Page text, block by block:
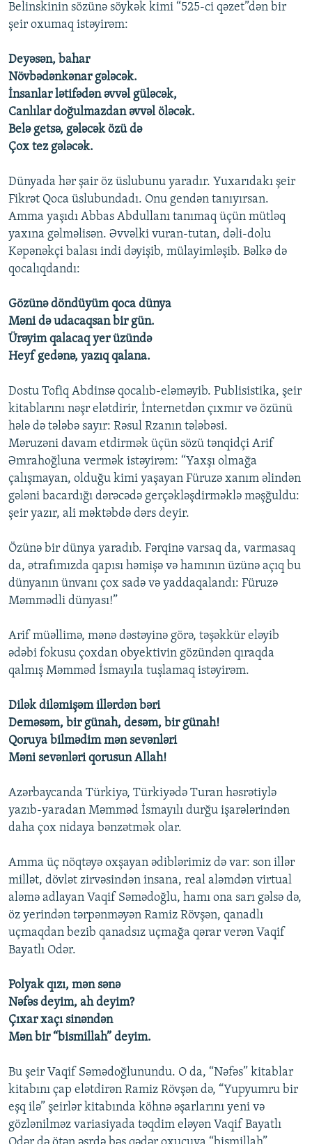
Belinskinin sözünə söykək kimi “525-ci qəzet”dən bir
şeir oxumaq istəyirəm:
Deyəsən, bahar
Növbədənkənar gələcək.
İnsanlar lətifədən əvvəl güləcək,
Canlılar doğulmazdan əvvəl öləcək.
Belə getsə, gələcək özü də
Çox tez gələcək.
Dünyada hər şair öz üslubunu yaradır. Yuxarıdakı şeir
Fikrət Qoca üslubundadı. Onu gendən tanıyırsan.
Amma yaşıdı Abbas Abdullanı tanımaq üçün mütləq
yaxına gəlməlisən. Əvvəlki vuran-tutan, dəli-dolu
Kəpənəkçi balası indi dəyişib, mülayimləşib. Bəlkə də
qocalıqdandı:
Gözünə döndüyüm qoca dünya
Məni də udacaqsan bir gün.
Ürəyim qalacaq yer üzündə
Heyf gedənə, yazıq qalana.
Dostu Tofiq Abdinsə qocalıb-eləməyib. Publisistika, şeir
kitablarını nəşr elətdirir, İnternetdən çıxmır və özünü
hələ də tələbə sayır: Rəsul Rzanın tələbəsi.
Məruzəni davam etdirmək üçün sözü tənqidçi Arif
Əmrahoğluna vermək istəyirəm: “Yaxşı olmağa
çalışmayan, olduğu kimi yaşayan Füruzə xanım əlindən
gələni bacardığı dərəcədə gerçəkləşdirməklə məşğuldu:
şeir yazır, ali məktəbdə dərs deyir.
Özünə bir dünya yaradıb. Fərqinə varsaq da, varmasaq
da, ətrafımızda qapısı həmişə və hamının üzünə açıq bu
dünyanın ünvanı çox sadə və yaddaqalandı: Füruzə
Məmmədli dünyası!”
Arif müəllimə, mənə dəstəyinə görə, təşəkkür eləyib
ədəbi fokusu çoxdan obyektivin gözündən qıraqda
qalmış Məmməd İsmayıla tuşlamaq istəyirəm.
Dilək diləmişəm illərdən bəri
Deməsəm, bir günah, desəm, bir günah!
Qoruya bilmədim mən sevənləri
Məni sevənləri qorusun Allah!
Azərbaycanda Türkiyə, Türkiyədə Turan həsrətiylə
yazıb-yaradan Məmməd İsmayılı durğu işarələrindən
daha çox nidaya bənzətmək olar.
Amma üç nöqtəyə oxşayan ədiblərimiz də var: son illər
millət, dövlət zirvəsindən insana, real aləmdən virtual
aləmə adlayan Vaqif Səmədoğlu, hamı ona sarı gəlsə də,
öz yerindən tərpənməyən Ramiz Rövşən, qanadlı
uçmaqdan bezib qanadsız uçmağa qərar verən Vaqif
Bayatlı Odər.
Polyak qızı, mən sənə
Nəfəs deyim, ah deyim?
Çıxar xaçı sinəndən
Mən bir “bismillah” deyim.
Bu şeir Vaqif Səmədoğlunundu. O da, “Nəfəs” kitablar
kitabını çap elətdirən Ramiz Rövşən də, “Yupyumru bir
eşq ilə” şeirlər kitabında köhnə əşarlarını yeni və
gözlənilməz variasiyada təqdim eləyən Vaqif Bayatlı